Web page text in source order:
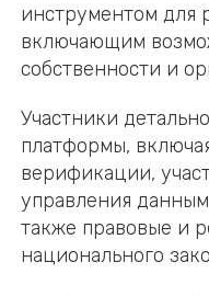
инструментом для
включающим
собственности и
Участники
платформы,
верификации,
управления
также правовые и
национального